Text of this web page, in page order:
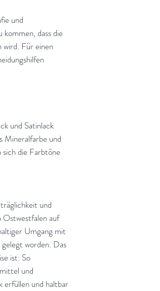
und
kommen, dass die
wird. Für einen
und Satinlack
Mineralfarbe und
die Farbtöne
und
Ostwestfalen auf
Umgang mit
worden. Das
ist: So
und
erfüllen und haltbar